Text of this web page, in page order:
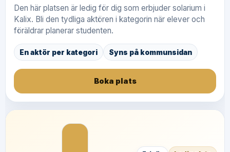
Den här platsen är ledig för dig som erbjuder solarium i
Kalix. Bli den tydliga aktören i kategorin när elever och
föräldrar planerar studenten.
En aktör per kategori Syns på kommunsidan
Boka plats